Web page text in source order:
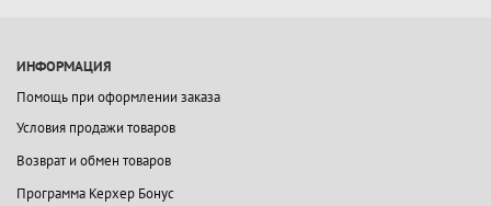
ИНФОРМАЦИЯ
Помощь при оформлении заказа
Условия продажи товаров
Возврат и обмен товаров
Программа Керхер Бонус